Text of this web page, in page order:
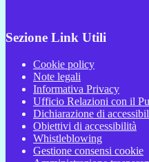
Sezione Link Utili
Cookie policy
Note legali
Informativa Privacy
Ufficio Relazioni con il
Dichiarazione di
Obiettivi di accessibilità
Whistleblowing
Gestione consensi cookie